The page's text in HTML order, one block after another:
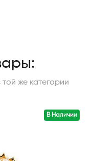
той же категории
В Наличии